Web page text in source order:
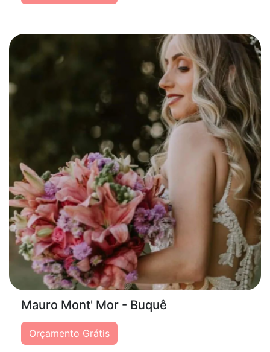
Mauro Mont' Mor - Buquê
Orçamento Grátis